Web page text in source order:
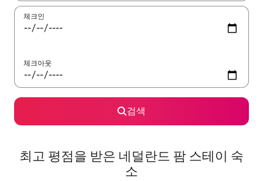
체크인
체크아웃
검색
최고 평점을 받은 네덜란드 팜 스테이 숙
소